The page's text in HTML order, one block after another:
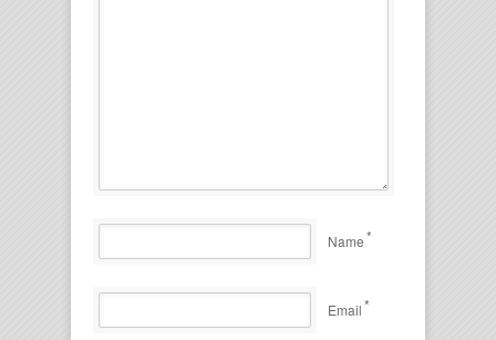
Name*
Email*